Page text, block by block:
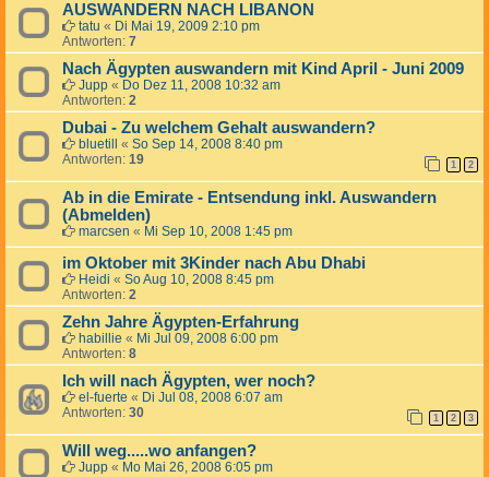
AUSWANDERN NACH LIBANON
tatu « Di Mai 19, 2009 2:10 pm
Antworten: 7
Nach Ägypten auswandern mit Kind April - Juni 2009
Jupp « Do Dez 11, 2008 10:32 am
Antworten: 2
Dubai - Zu welchem Gehalt auswandern?
bluetill « So Sep 14, 2008 8:40 pm
Antworten: 19 1 2
Ab in die Emirate - Entsendung inkl. Auswandern
(Abmelden)
marcsen « Mi Sep 10, 2008 1:45 pm
im Oktober mit 3Kinder nach Abu Dhabi
Heidi « So Aug 10, 2008 8:45 pm
Antworten: 2
Zehn Jahre Ägypten-Erfahrung
habillie « Mi Jul 09, 2008 6:00 pm
Antworten: 8
Ich will nach Ägypten, wer noch?
el-fuerte « Di Jul 08, 2008 6:07 am
Antworten: 30 1 2 3
Will weg.....wo anfangen?
Jupp « Mo Mai 26, 2008 6:05 pm